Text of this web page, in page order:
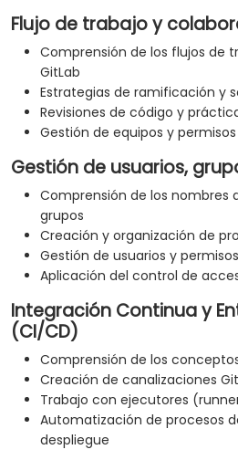
Flujo de trabajo y
Comprensión de los flujos de
GitLab
Estrategias de ramificación y
Revisiones de código y
Gestión de equipos y permisos
Gestión de usuarios,
Comprensión de los
grupos
Creación y organización de
Gestión de usuarios y
Aplicación del control de
Integración Continua y
(CI/CD)
Comprensión de los
Creación de canalizaciones
Trabajo con ejecutores
Automatización de procesos
despliegue